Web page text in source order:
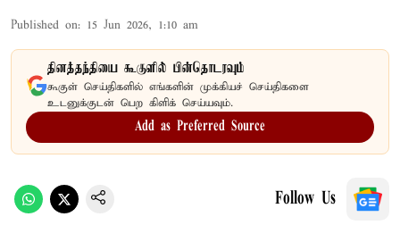
Published on: 15 Jun 2026, 1:10 am
தினத்தந்தியை கூகுளில் பின்தொடரவும்
கூகுள் செய்திகளில் எங்களின் முக்கியச் செய்திகளை
உடனுக்குடன் பெற கிளிக் செய்யவும்.
Add as Preferred Source
Follow Us